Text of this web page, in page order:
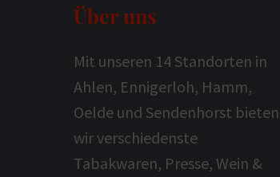
Über uns
Mit unseren 14 Standorten in
Ahlen, Ennigerloh, Hamm,
Oelde und Sendenhorst bieten
wir verschiedenste
Tabakwaren, Presse, Wein &